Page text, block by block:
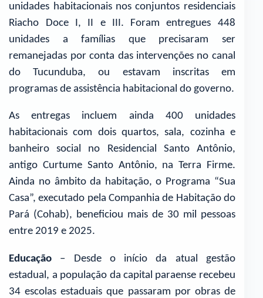
unidades habitacionais nos conjuntos residenciais
Riacho Doce I, II e III. Foram entregues 448
unidades a famílias que precisaram ser
remanejadas por conta das intervenções no canal
do Tucunduba, ou estavam inscritas em
programas de assistência habitacional do governo.
As entregas incluem ainda 400 unidades
habitacionais com dois quartos, sala, cozinha e
banheiro social no Residencial Santo Antônio,
antigo Curtume Santo Antônio, na Terra Firme.
Ainda no âmbito da habitação, o Programa “Sua
Casa”, executado pela Companhia de Habitação do
Pará (Cohab), beneficiou mais de 30 mil pessoas
entre 2019 e 2025.
Educação – Desde o início da atual gestão
estadual, a população da capital paraense recebeu
34 escolas estaduais que passaram por obras de